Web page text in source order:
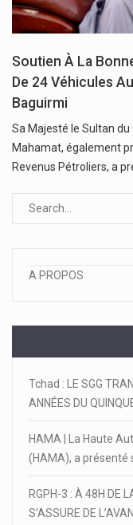
Soutien À La
De 24 Véhicules
Baguirmi
Sa Majesté le Sultan du
Mahamat, également
Revenus Pétroliers, a
A PROPOS
Tchad : LE SGG
ANNÉES DU
HAMA | La Haute
(HAMA), a présenté
RGPH-3 : À 48H DE
S’ASSURE DE